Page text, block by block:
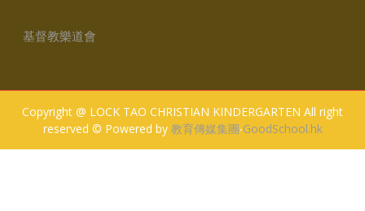
基督教樂道會
Copyright @ LOCK TAO CHRISTIAN KINDERGARTEN All right
reserved © Powered by 教育傳媒集團‧GoodSchool.hk